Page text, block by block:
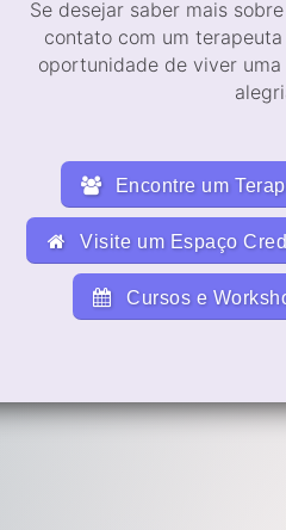
Se desejar saber mais
contato com um
oportunidade de viver
Encontre um
Visite um Espaço
Cursos e